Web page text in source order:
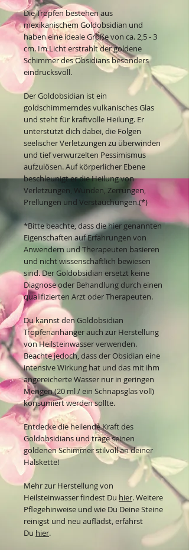
Die Tropfen bestehen aus
mexikanischem Goldobsidian und
haben eine ideale Größe von ca. 2,5 - 3
cm. Im Licht erstrahlt der goldene
Schimmer des Obsidians besonders
eindrucksvoll.
Der Goldobsidian ist ein
goldschimmerndes vulkanisches Glas
und steht für kraftvolle Heilung. Er
unterstützt dich dabei, die Folgen
seelischer Verletzungen zu überwinden
und tief verwurzelten Pessimismus
aufzulösen. Auf körperlicher Ebene
beschleunigt er die Heilung von
Verletzungen, Wunden, Zerrungen,
Prellungen und Verstauchungen.(*)
*Bitte beachte, dass die hier genannten
Eigenschaften auf Erfahrungen von
Anwendern und Therapeuten basieren
und nicht wissenschaftlich bewiesen
sind. Der Goldobsidian ersetzt keine
Diagnose oder Behandlung durch einen
qualifizierten Arzt oder Therapeuten.
Du kannst den Goldobsidian
Tropfenanhänger auch zur Herstellung
von Heilsteinwasser verwenden.
Beachte jedoch, dass der Obsidian eine
intensive Wirkung hat und das mit ihm
angereicherte Wasser nur in geringen
Mengen (20 ml / ein Schnapsglas voll)
konsumiert werden sollte.
Entdecke die heilende Kraft des
Goldobsidians und trage seinen
goldenen Schimmer stilvoll an deiner
Halskette!
Mehr zur Herstellung von
Heilsteinwasser findest Du hier. Weitere
Pflegehinweise und wie Du Deine Steine
reinigst und neu auflädst, erfährst
Du hier.